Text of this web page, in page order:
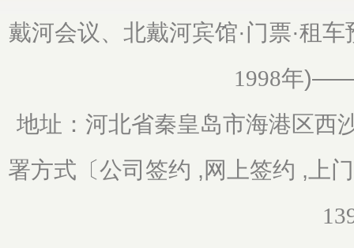
戴河会议、北戴河宾馆·门票·租
1998年)——
地址：河北省秦皇岛市海港区西
署方式〔公司签约 ,网上签约 ,上